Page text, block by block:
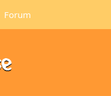
Forum